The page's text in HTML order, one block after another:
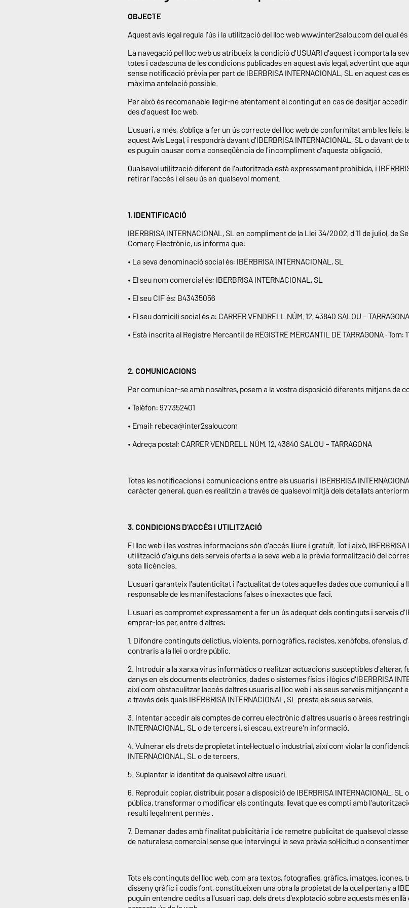
OBJECTE
Aquest avís legal regula l'ús i la utilització del lloc web www.inter2salou.com del qual
La navegació pel lloc web us atribueix la condició d'USUARI d'aquest i comporta la
totes i cadascuna de les condicions publicades en aquest avís legal, advertint que
sense notificació prèvia per part de IBERBRISA INTERNACIONAL, SL en aquest cas
màxima antelació possible.
Per això és recomanable llegir-ne atentament el contingut en cas de desitjar
des d'aquest lloc web.
L'usuari, a més, s'obliga a fer un ús correcte del lloc web de conformitat amb les lleis,
aquest Avís Legal, i respondrà davant d'IBERBRISA INTERNACIONAL, SL o davant
es puguin causar com a conseqüència de l'incompliment d'aquesta obligació.
Qualsevol utilització diferent de l'autoritzada està expressament prohibida, i
retirar l'accés i el seu ús en qualsevol moment.
1. IDENTIFICACIÓ
IBERBRISA INTERNACIONAL, SL en compliment de la Llei 34/2002, d'11 de juliol, de
Comerç Electrònic, us informa que:
• La seva denominació social és: IBERBRISA INTERNACIONAL, SL
• El seu nom comercial és: IBERBRISA INTERNACIONAL, SL
• El seu CIF és: B43435056
• El seu domicili social és a: CARRER VENDRELL NÚM. 12, 43840 SALOU – TARRAGONA
• Està inscrita al Registre Mercantil de REGISTRE MERCANTIL DE TARRAGONA · Tom:
2. COMUNICACIONS
Per comunicar-se amb nosaltres, posem a la vostra disposició diferents mitjans de
• Telèfon: 977352401
• Email: rebeca@inter2salou.com
• Adreça postal: CARRER VENDRELL NÚM. 12, 43840 SALOU – TARRAGONA
Totes les notificacions i comunicacions entre els usuaris i IBERBRISA
caràcter general, quan es realitzin a través de qualsevol mitjà dels detallats
3. CONDICIONS D'ACCÉS I UTILITZACIÓ
El lloc web i les vostres informacions són d'accés lliure i gratuït. Tot i això,
utilització d'alguns dels serveis oferts a la seva web a la prèvia formalització del
sota llicències.
L'usuari garanteix l'autenticitat i l'actualitat de totes aquelles dades que comuniqui a
responsable de les manifestacions falses o inexactes que faci.
L'usuari es compromet expressament a fer un ús adequat dels continguts i serveis
emprar-los per, entre d'altres:
1. Difondre continguts delictius, violents, pornogràfics, racistes, xenòfobs, ofensius,
contraris a la llei o ordre públic.
2. Introduir a la xarxa virus informàtics o realitzar actuacions susceptibles d'alterar,
danys en els documents electrònics, dades o sistemes físics i lògics d'IBERBRISA
així com obstaculitzar laccés daltres usuaris al lloc web i als seus serveis
a través dels quals IBERBRISA INTERNACIONAL, SL presta els seus serveis.
3. Intentar accedir als comptes de correu electrònic d'altres usuaris o àrees
INTERNACIONAL, SL o de tercers i, si escau, extreure'n informació.
4. Vulnerar els drets de propietat intel·lectual o industrial, així com violar la
INTERNACIONAL, SL o de tercers.
5. Suplantar la identitat de qualsevol altre usuari.
6. Reproduir, copiar, distribuir, posar a disposició de IBERBRISA INTERNACIONAL,
pública, transformar o modificar els continguts, llevat que es compti amb
resulti legalment permès .
7. Demanar dades amb finalitat publicitària i de remetre publicitat de qualsevol
de naturalesa comercial sense que intervingui la seva prèvia sol·licitud o
Tots els continguts del lloc web, com ara textos, fotografies, gràfics, imatges, icones,
disseny gràfic i codis font, constitueixen una obra la propietat de la qual pertany a
puguin entendre cedits a l'usuari cap. dels drets d'explotació sobre aquests més